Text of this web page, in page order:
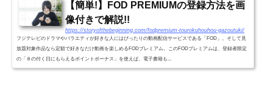
【簡単!】FOD PREMIUMの登録方法を画
像付きで解説!!
https://storyofthebeginning.com/fodpremium-tourokuhouhou-gazoutuki/
フジテレビのドラマやバラエティが好きな人にはぴったりの動画配信サービスである「FOD」。そして見
放題対象作品なら定額で好きなだけ動画を楽しめるFODプレミアム。このFODプレミアムは、登録者限定
の「８の付く日にもらえるポイントボーナス」を使えば、電子書籍も...